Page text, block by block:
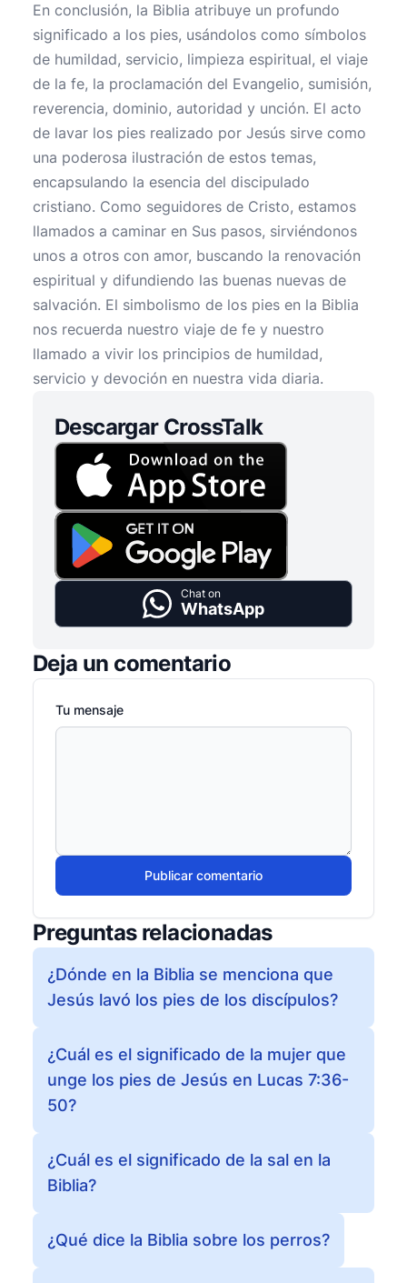
En conclusión, la Biblia atribuye un profundo
significado a los pies, usándolos como símbolos
de humildad, servicio, limpieza espiritual, el viaje
de la fe, la proclamación del Evangelio, sumisión,
reverencia, dominio, autoridad y unción. El acto
de lavar los pies realizado por Jesús sirve como
una poderosa ilustración de estos temas,
encapsulando la esencia del discipulado
cristiano. Como seguidores de Cristo, estamos
llamados a caminar en Sus pasos, sirviéndonos
unos a otros con amor, buscando la renovación
espiritual y difundiendo las buenas nuevas de
salvación. El simbolismo de los pies en la Biblia
nos recuerda nuestro viaje de fe y nuestro
llamado a vivir los principios de humildad,
servicio y devoción en nuestra vida diaria.
Descargar CrossTalk
Chat on
WhatsApp
Deja un comentario
Tu mensaje
Publicar comentario
Preguntas relacionadas
¿Dónde en la Biblia se menciona que
Jesús lavó los pies de los discípulos?
¿Cuál es el significado de la mujer que
unge los pies de Jesús en Lucas 7:36-
50?
¿Cuál es el significado de la sal en la
Biblia?
¿Qué dice la Biblia sobre los perros?